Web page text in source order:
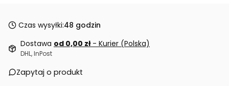
Czas wysyłki:48 godzin
Dostawa od 0,00 zł - Kurier (Polska)
DHL, InPost
Zapytaj o produkt